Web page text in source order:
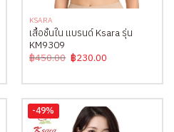
KSARA
เสื้อชั้นใน แบรนด์ Ksara รุ่น
KM9309
฿450.00 Original
price
฿450.00.
฿230.00
฿230.00.
-49%